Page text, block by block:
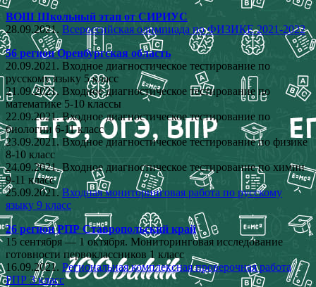
ВОШ Школьный этап от СИРИУС
28.09.2021. Всероссийская олимпиада по ФИЗИКЕ 2021-2022
56 регион Оренбургская область
20.09.2021. Входное диагностическое тестирование по
русскому языку 5 класс
21.09.2021. Входное диагностическое тестирование по
математике 5-10 классы
22.09.2021. Входное диагностическое тестирование по
биологии 6-11 класс
23.09.2021. Входное диагностическое тестирование по физике
8-10 класс
24.09.2021. Входное диагностическое тестирование по химии
9-11 класс
25.09.2021.Входная мониторинговая работа по русскому
языку 9 класс
26 регион РПР Ставропольский край
15 сентября — 1 октября. Мониторинговая исследование
готовности первоклассников 1 класс
16.09.2021. Региональная комплексная проверочная работа
РПР 3 класс